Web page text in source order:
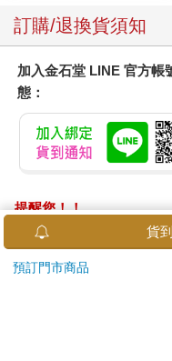
訂購/退換貨須知
加入金石堂 LINE 官方帳
態：
提醒您！！
金石堂及銀行均不會請
ATM提款機，請不要聽從
貨
預訂門市商品